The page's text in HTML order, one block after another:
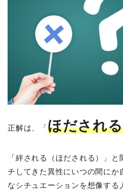
正解は、「ほだされる
「絆される（ほだされる）」
チしてきた異性にいつの間にか
なシチュエーションを想像する